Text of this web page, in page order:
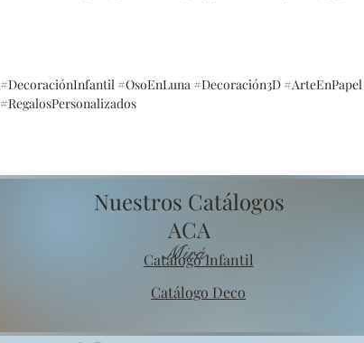
#DecoraciónInfantil #OsoEnLuna #Decoración3D
#RegalosPersonalizados
Mirá
Nuestros Catálogos
ACA
Catálogo Infantil
Catálogo Deco